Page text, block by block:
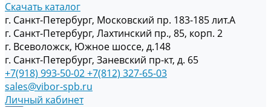
Скачать каталог
г. Санкт-Петербург, Московский пр. 183-185 лит.А
г. Санкт-Петербург, Лахтинский пр., 85, корп. 2
г. Всеволожск, Южное шоссе, д.148
г. Санкт-Петербург, Заневский пр-кт, д. 65
+7(918) 993-50-02+7(812) 327-65-03
sales@vibor-spb.ru
Личный кабинет